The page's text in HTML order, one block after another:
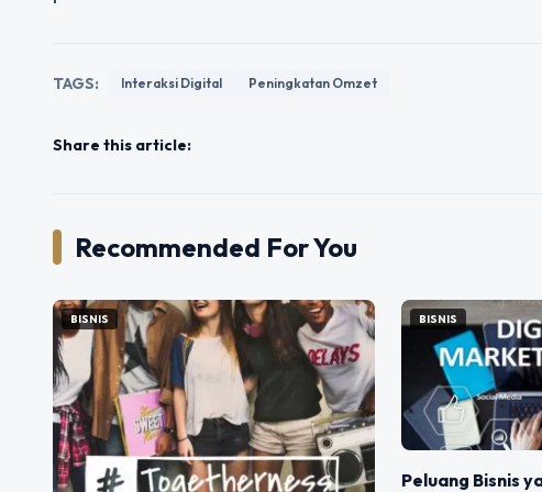
TAGS: Interaksi Digital Peningkatan Omzet
Share this article:
Recommended For You
BISNIS BISNIS
Peluang Bisnis